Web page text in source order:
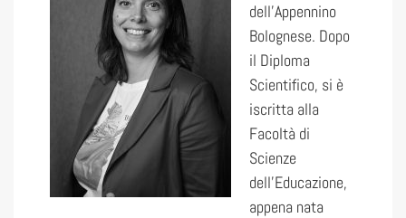
dell’Appennino
Bolognese. Dopo
il Diploma
Scientifico, si è
iscritta alla
Facoltà di
Scienze
dell’Educazione,
appena nata